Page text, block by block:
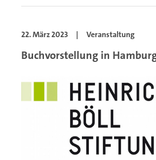
22. März 2023 | Veranstaltung
Buchvorstellung in